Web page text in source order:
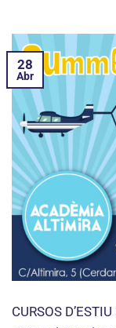
28
Abr
CURSOS